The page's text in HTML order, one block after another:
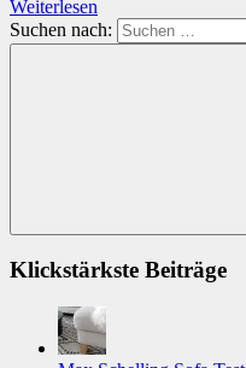
Weiterlesen
Suchen nach:
Klickstärkste Beiträge